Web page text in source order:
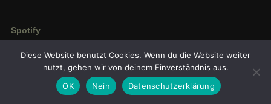
Spotify
Amazon Music
Diese Website benutzt Cookies. Wenn du die Website weiter
nutzt, gehen wir von deinem Einverständnis aus.
OK
Nein Datenschutzerklärung